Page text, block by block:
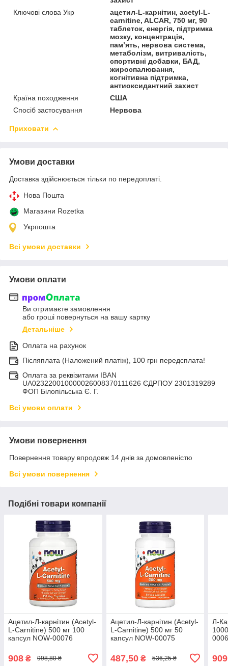
Ключові слова Укр
ацетил-L-карнітин, acetyl-L-
carnitine, ALCAR, 750 мг, 90
таблеток, енергія, підтримка
мозку, концентрація,
пам’ять, нервова система,
метаболізм, витривалість,
спортивні добавки, БАД,
жироспалювання,
когнітивна підтримка,
антиоксидантний захист
Країна походження
США
Спосіб застосування
Нервова
Приховати
Умови доставки
Доставка здійснюється тільки по передоплаті.
Нова Пошта
Магазини Rozetka
Укрпошта
Всі умови доставки
Умови оплати
Ви отримаєте замовлення
або гроші повернуться на вашу картку
Детальніше
Оплата на рахунок
Післяплата (Наложений платіж), 100 грн передсплата!
Оплата за реквізитами IBAN
UA023220010000026008370111626 ЄДРПОУ 2301319289
ФОП Білопільська Є. Г.
Всі умови оплати
Умови повернення
Повернення товару впродовж 14 днів за домовленістю
Всі умови повернення
Подібні товари компанії
Ацетил-Л-карнітин (Acetyl-
L-Carnitine) 500 мг 100
капсул NOW-00076
908 ₴ 998,80 ₴
Ацетил-Л-карнітин (Acetyl-
L-Carnitine) 500 мг 50
капсул NOW-00075
487,50₴ 536,25 ₴
Л-
909